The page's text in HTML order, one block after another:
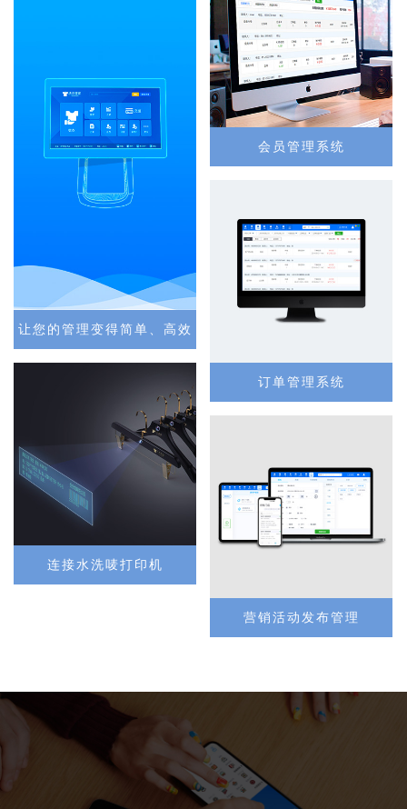
营销活动发布管理
连接水洗唛打印机
让您的管理变得简单、高效
订单管理系统
会员管理系统